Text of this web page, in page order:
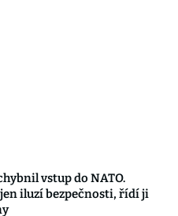
vstup do NATO.
iluzí bezpečnosti, řídí ji